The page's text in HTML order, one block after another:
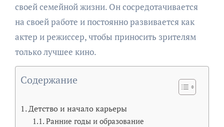
своей семейной жизни. Он сосредотачивается
на своей работе и постоянно развивается как
актер и режиссер, чтобы приносить зрителям
только лучшее кино.
Содержание
Детство и начало карьеры
Ранние годы и образование